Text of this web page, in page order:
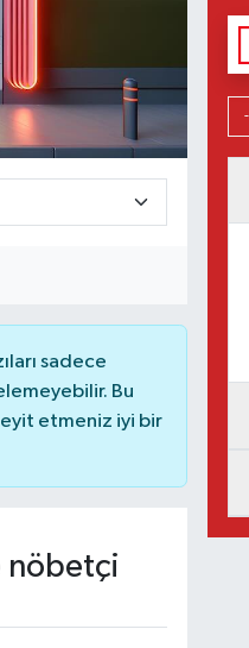
sadece
Bu
etmeniz iyi bir
nöbetçi